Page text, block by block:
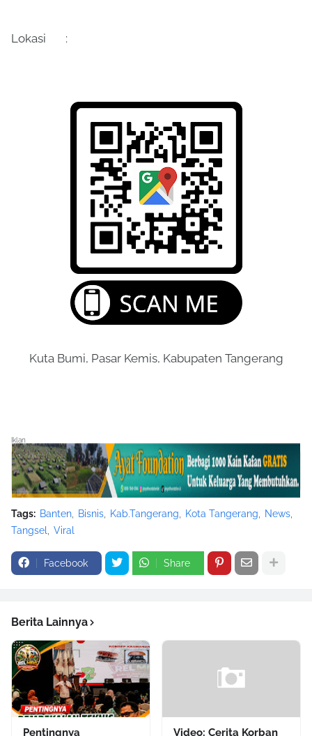
Lokasi :
Kuta Bumi, Pasar Kemis, Kabupaten Tangerang
Iklan
Tags: Banten Bisnis Kab.Tangerang Kota Tangerang
News
Tangsel
Viral
Facebook Share
Berita Lainnya
Pentingnya Video: Cerita Korban